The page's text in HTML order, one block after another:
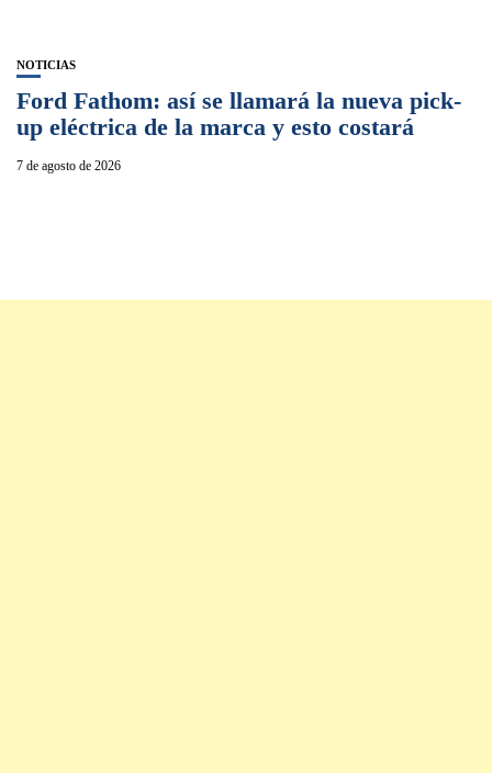
NOTICIAS
Ford Fathom: así se llamará la nueva pick-
up eléctrica de la marca y esto costará
7 de agosto de 2026